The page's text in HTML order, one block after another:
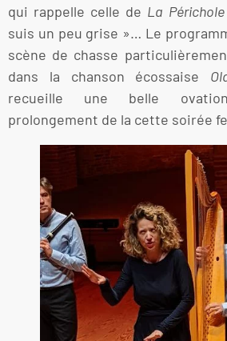
qui rappelle celle de La Périchole
suis un peu grise »… Le
scène de chasse
dans la chanson écossaise
recueille une belle
prolongement de la cette soirée